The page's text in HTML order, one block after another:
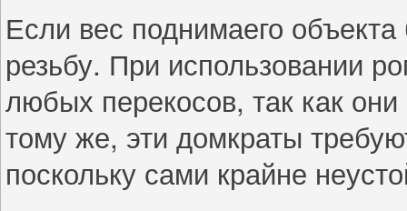
Если вес поднимаего
резьбу. При использовании
любых перекосов, так как
тому же, эти домкраты
поскольку сами крайне